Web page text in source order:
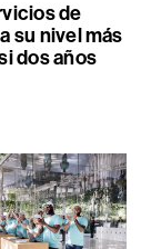
de
su nivel más
dos años